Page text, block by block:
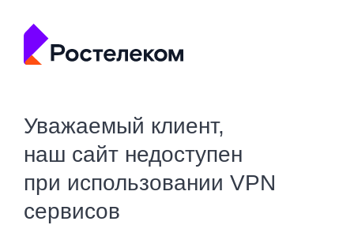
Уважаемый клиент,
наш сайт недоступен
при использовании VPN
сервисов